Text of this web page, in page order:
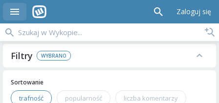
Zaloguj się
Filtry
Sortowanie
trafność popularność liczba komentarzy